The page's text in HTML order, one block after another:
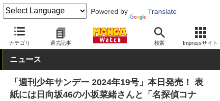
Powered by Translate
カテゴリ 過去記事 検索 Impressサイト
MANGA Watch 少年
ニュース
「週刊少年サンデー 2024年19号」本日発売！ 表
紙には日向坂46の小坂菜緒さんと「名探偵コナ